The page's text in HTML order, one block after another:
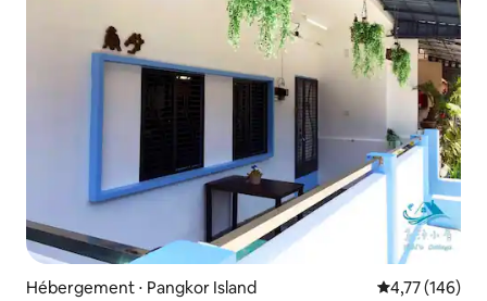
Hébergement ⋅ Pangkor Island Évaluation
4,77 (146)